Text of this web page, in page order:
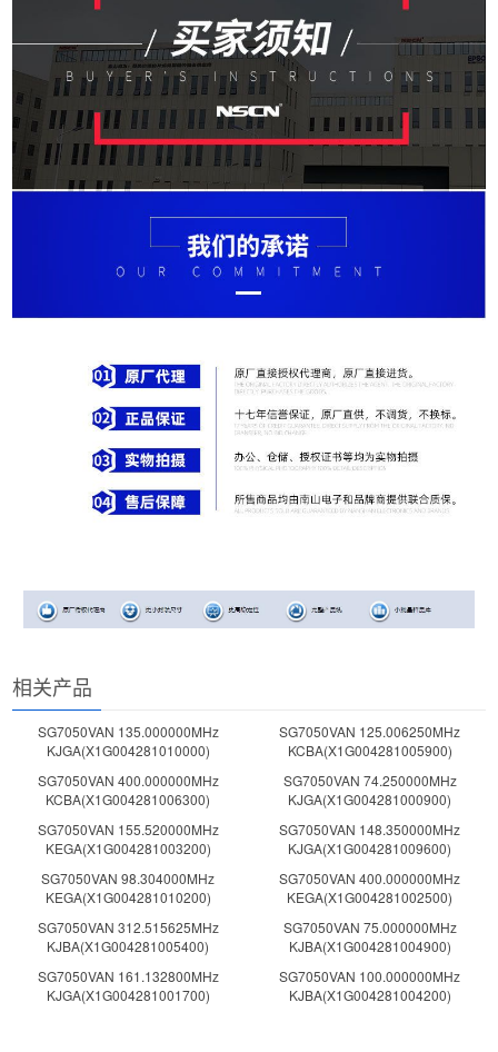
相关产品
SG7050VAN 135.000000MHz
KJGA(X1G004281010000)
SG7050VAN 125.006250MHz
KCBA(X1G004281005900)
SG7050VAN 400.000000MHz
KCBA(X1G004281006300)
SG7050VAN 74.250000MHz
KJGA(X1G004281000900)
SG7050VAN 155.520000MHz
KEGA(X1G004281003200)
SG7050VAN 148.350000MHz
KJGA(X1G004281009600)
SG7050VAN 98.304000MHz
KEGA(X1G004281010200)
SG7050VAN 400.000000MHz
KEGA(X1G004281002500)
SG7050VAN 312.515625MHz
KJBA(X1G004281005400)
SG7050VAN 75.000000MHz
KJBA(X1G004281004900)
SG7050VAN 161.132800MHz
KJGA(X1G004281001700)
SG7050VAN 100.000000MHz
KJBA(X1G004281004200)